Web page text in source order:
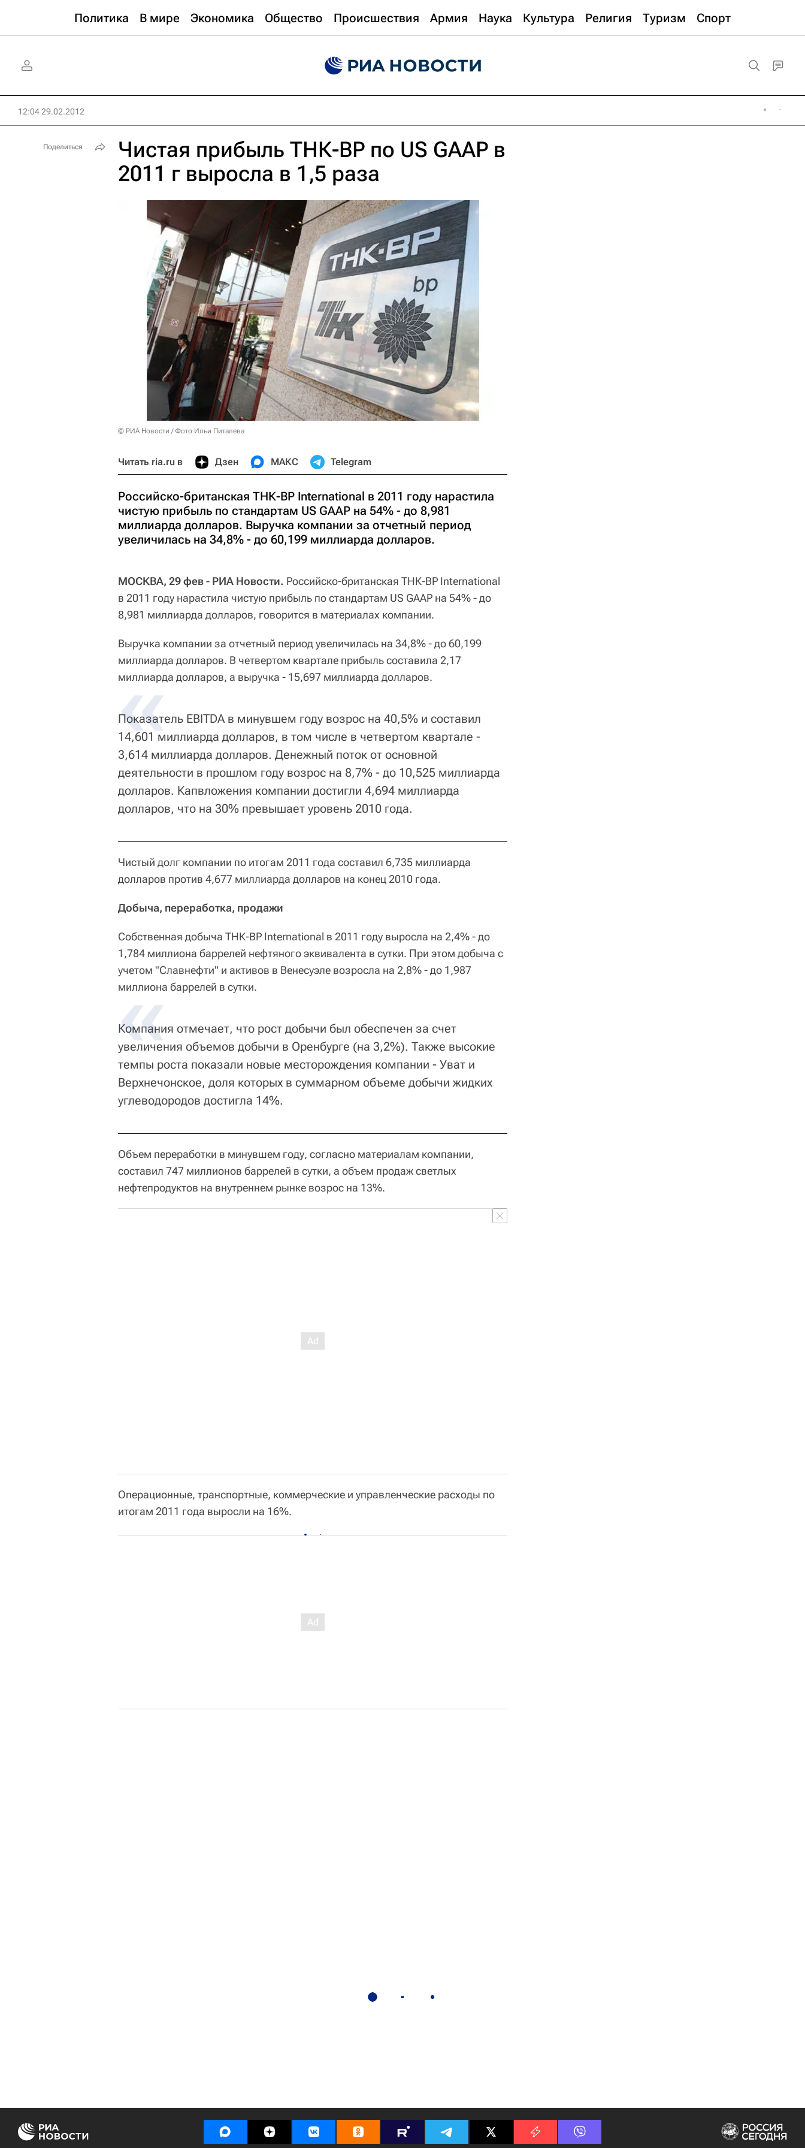
Политика В мире Экономика Общество Происшествия Армия Наука Культура Религия Туризм Спорт
12:04 29.02.2012
Чистая прибыль ТНК-ВР по US GAAP в
2011 г выросла в 1,5 раза
© РИА Новости / Фото Ильи Питалева
Читать ria.ru в Дзен МАКС Telegram
Российско-британская ТНК-ВР International в 2011 году нарастила
чистую прибыль по стандартам US GAAP на 54% - до 8,981
миллиарда долларов. Выручка компании за отчетный период
увеличилась на 34,8% - до 60,199 миллиарда долларов.
МОСКВА, 29 фев - РИА Новости. Российско-британская ТНК-ВР International
в 2011 году нарастила чистую прибыль по стандартам US GAAP на 54% - до
8,981 миллиарда долларов, говорится в материалах компании.
Выручка компании за отчетный период увеличилась на 34,8% - до 60,199
миллиарда долларов. В четвертом квартале прибыль составила 2,17
миллиарда долларов, а выручка - 15,697 миллиарда долларов.
Показатель EBITDA в минувшем году возрос на 40,5% и составил
14,601 миллиарда долларов, в том числе в четвертом квартале -
3,614 миллиарда долларов. Денежный поток от основной
деятельности в прошлом году возрос на 8,7% - до 10,525 миллиарда
долларов. Капвложения компании достигли 4,694 миллиарда
долларов, что на 30% превышает уровень 2010 года.
Чистый долг компании по итогам 2011 года составил 6,735 миллиарда
долларов против 4,677 миллиарда долларов на конец 2010 года.
Добыча, переработка, продажи
Собственная добыча ТНК-ВР International в 2011 году выросла на 2,4% - до
1,784 миллиона баррелей нефтяного эквивалента в сутки. При этом добыча с
учетом "Славнефти" и активов в Венесуэле возросла на 2,8% - до 1,987
миллиона баррелей в сутки.
Компания отмечает, что рост добычи был обеспечен за счет
увеличения объемов добычи в Оренбурге (на 3,2%). Также высокие
темпы роста показали новые месторождения компании - Уват и
Верхнечонское, доля которых в суммарном объеме добычи жидких
углеводородов достигла 14%.
Объем переработки в минувшем году, согласно материалам компании,
составил 747 миллионов баррелей в сутки, а объем продаж светлых
нефтепродуктов на внутреннем рынке возрос на 13%.
Операционные, транспортные, коммерческие и управленческие расходы по
итогам 2011 года выросли на 16%.
Поделиться